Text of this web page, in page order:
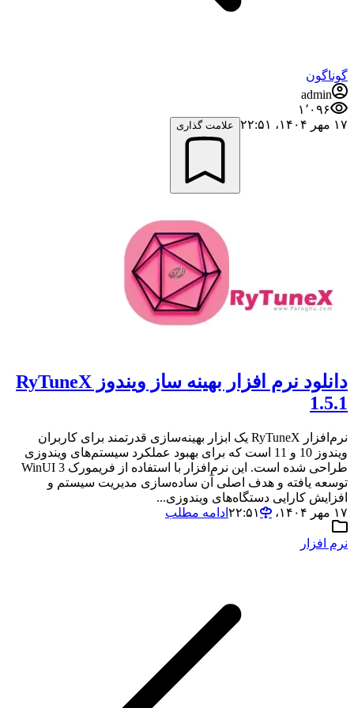
گوناگون
admin
۱٬۰۹۶
۱۷ مهر ۱۴۰۴،‏ ۲۲:۵۱
علامت گذاری
دانلود نرم افزار بهینه ساز ویندوز RyTuneX
1.5.1
نرم‌افزار RyTuneX یک ابزار بهینه‌سازی قدرتمند برای کاربران
ویندوز 10 و 11 است که برای بهبود عملکرد سیستم‌های ویندوزی
طراحی شده است. این نرم‌افزار با استفاده از فریمورک WinUI 3
توسعه یافته و هدف اصلی آن ساده‌سازی مدیریت سیستم و
افزایش کارایی دستگاه‌های ویندوزی...
۱۷ مهر ۱۴۰۴،‏ ۲۲:۵۱
ادامه مطلب
نرم افزار